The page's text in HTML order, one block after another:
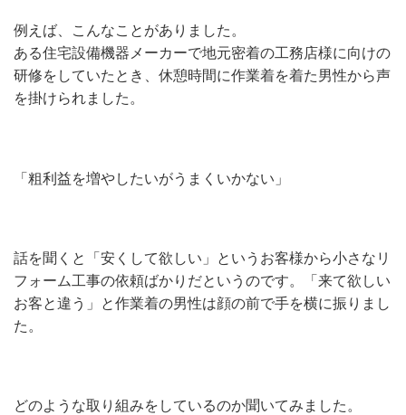
例えば、こんなことがありました。
ある住宅設備機器メーカーで地元密着の工務店様に向けの
研修をしていたとき、休憩時間に作業着を着た男性から声
を掛けられました。
「粗利益を増やしたいがうまくいかない」
話を聞くと「安くして欲しい」というお客様から小さなリ
フォーム工事の依頼ばかりだというのです。「来て欲しい
お客と違う」と作業着の男性は顔の前で手を横に振りまし
た。
どのような取り組みをしているのか聞いてみました。